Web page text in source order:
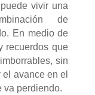
vivir una
de
En medio de
recuerdos que
sin
avance en el
va perdiendo.